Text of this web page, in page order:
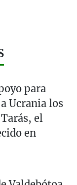
para
Ucrania los
el
en